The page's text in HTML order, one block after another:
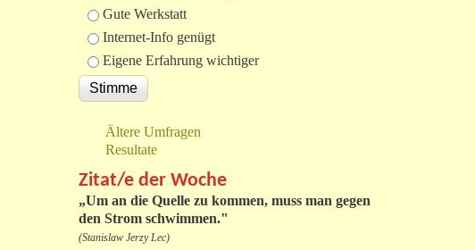
Gute Werkstatt
Internet-Info genügt
Eigene Erfahrung wichtiger
Ältere Umfragen
Resultate
Zitat/e der Woche
„Um an die Quelle zu kommen, muss man gegen
den Strom schwimmen."
(Stanislaw Jerzy Lec)